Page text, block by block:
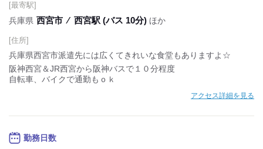
[最寄駅]
兵庫県 西宮市 ⁄ 西宮駅 (バス 10分) ほか
[住所]
兵庫県西宮市派遣先には広くてきれいな食堂もありますよ☆
阪神西宮＆JR西宮から阪神バスで１０分程度
自転車、バイクで通勤もｏｋ
アクセス詳細を見る
勤務日数